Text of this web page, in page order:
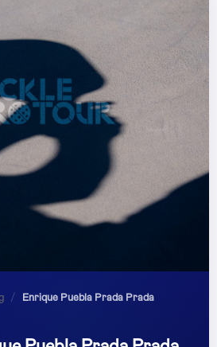
/ Enrique Puebla Prada Prada